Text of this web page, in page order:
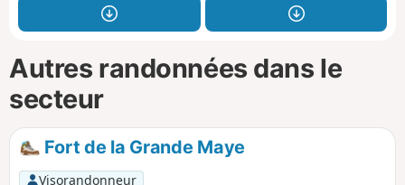
Autres randonnées dans le
secteur
Fort de la Grande Maye
Visorandonneur